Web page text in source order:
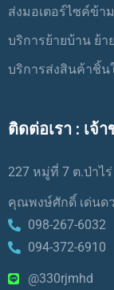
ส่งมอเตอร์ไซค์ข้า
บริการย้ายบ้าน ย้า
บริการส่งสินค้าชิ้
ติดต่อเรา : เจ้
227 หมู่ที่ 7 ต.ป่าไ
คุณพงษ์ศักดิ์ เด่นด
098-267-6032
094-372-6910
@330rjmhd